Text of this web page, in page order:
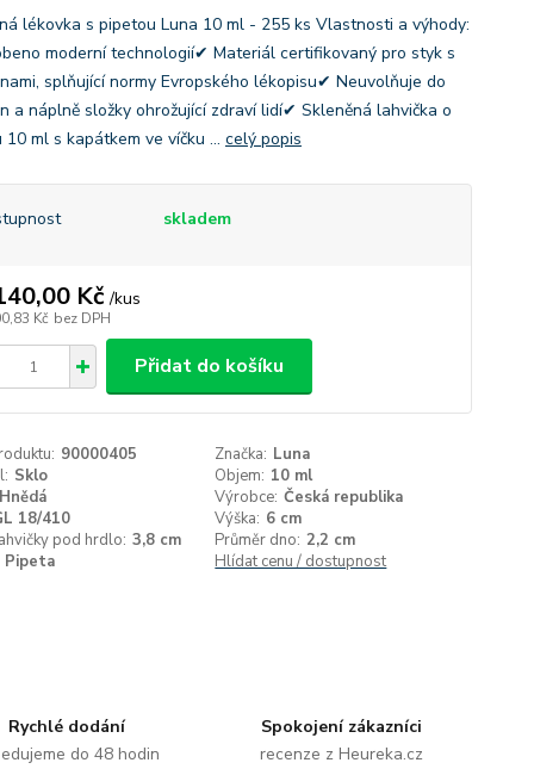
lékovka s pipetou Luna 10 ml - 255 ks Vlastnosti a výhody:
moderní technologií✔ Materiál certifikovaný pro styk s
splňující normy Evropského lékopisu✔ Neuvolňuje do
a náplně složky ohrožující zdraví lidí✔ Skleněná lahvička o
10 ml s kapátkem ve víčku ... celý popis
skladem
Kč /kus
Kč bez DPH
Přidat do košíku
90000405 Značka: Luna
Sklo Objem: 10 ml
Výrobce: Česká republika
18/410
Výška: 6 cm
pod hrdlo: 3,8 cm Průměr dno: 2,2 cm
Pipeta
Hlídat cenu / dostupnost
Rychlé dodání
do 48 hodin
Spokojení zákazníci
recenze z Heureka.cz